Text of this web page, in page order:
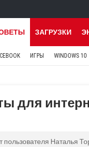
ЗАГРУЗКИ
ИГРЫ WINDOWS 10
для
пользователя Наталья